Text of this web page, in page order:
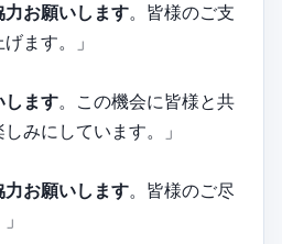
力お願いします。皆様のご支
ます。」
します。この機会に皆様と共
みにしています。」
力お願いします。皆様のご尽